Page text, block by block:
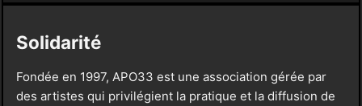
Solidarité
Fondée en 1997, APO33 est une association gérée par
des artistes qui privilégient la pratique et la diffusion de